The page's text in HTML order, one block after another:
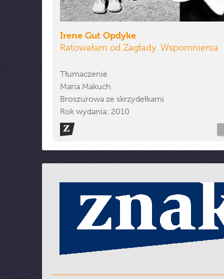
Irene Gut Opdyke
Ratowałam od Zagłady. Wspomnienia
Tłumaczenie
Maria Makuch
Broszurowa ze skrzydełkami
Rok wydania: 2010